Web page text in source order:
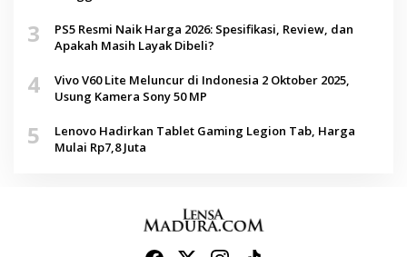
3
PS5 Resmi Naik Harga 2026: Spesifikasi, Review, dan
Apakah Masih Layak Dibeli?
4
Vivo V60 Lite Meluncur di Indonesia 2 Oktober 2025,
Usung Kamera Sony 50 MP
5
Lenovo Hadirkan Tablet Gaming Legion Tab, Harga
Mulai Rp7,8 Juta